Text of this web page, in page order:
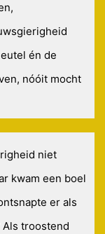
én de
nóóit mocht
niet
kwam een boel
er als
troostend